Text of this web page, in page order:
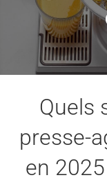
Quels
presse-
en 2025